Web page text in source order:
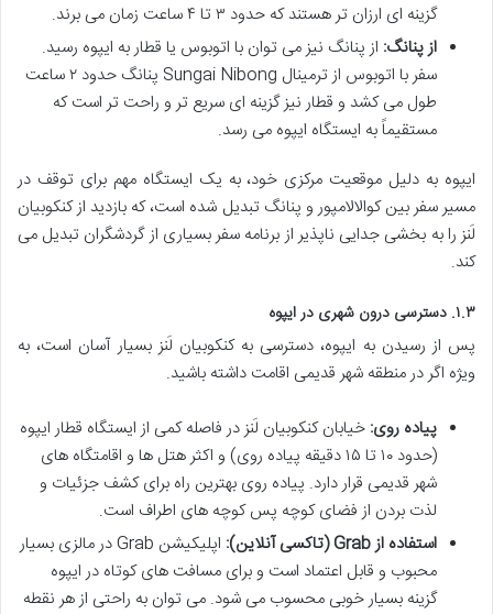
گزینه ای ارزان تر هستند که حدود ۳ تا ۴ ساعت زمان می برند.
از پنانگ: از پنانگ نیز می توان با اتوبوس یا قطار به ایپوه رسید.
سفر با اتوبوس از ترمینال Sungai Nibong پنانگ حدود ۲ ساعت
طول می کشد و قطار نیز گزینه ای سریع تر و راحت تر است که
مستقیماً به ایستگاه ایپوه می رسد.
ایپوه به دلیل موقعیت مرکزی خود، به یک ایستگاه مهم برای توقف در
مسیر سفر بین کوالالامپور و پنانگ تبدیل شده است، که بازدید از کنکوبیان
لَنز را به بخشی جدایی ناپذیر از برنامه سفر بسیاری از گردشگران تبدیل می
کند.
۱.۳. دسترسی درون شهری در ایپوه
پس از رسیدن به ایپوه، دسترسی به کنکوبیان لَنز بسیار آسان است، به
ویژه اگر در منطقه شهر قدیمی اقامت داشته باشید.
پیاده روی: خیابان کنکوبیان لَنز در فاصله کمی از ایستگاه قطار ایپوه
(حدود ۱۰ تا ۱۵ دقیقه پیاده روی) و اکثر هتل ها و اقامتگاه های
شهر قدیمی قرار دارد. پیاده روی بهترین راه برای کشف جزئیات و
لذت بردن از فضای کوچه پس کوچه های اطراف است.
استفاده از Grab (تاکسی آنلاین):
اپلیکیشن Grab در مالزی بسیار
محبوب و قابل اعتماد است و برای مسافت های کوتاه در ایپوه
گزینه بسیار خوبی محسوب می شود. می توان به راحتی از هر نقطه